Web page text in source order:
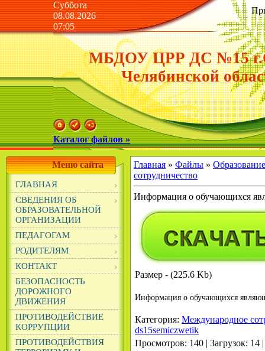
Суббота
08.08.2026
07:05
МБДОУ ЦРР ДС №15
Челябинской
Каталог файлов »
Меню сайта
ГЛАВНАЯ
СВЕДЕНИЯ ОБ
ОБРАЗОВАТЕЛЬНОЙ
ОРГАНИЗАЦИИ
ПЕДАГОГАМ
РОДИТЕЛЯМ
КОНТАКТ
БЕЗОПАСНОСТЬ
ДОРОЖНОГО
ДВИЖЕНИЯ
ПРОТИВОДЕЙСТВИЕ
КОРРУПЦИИ
ПРОТИВОДЕЙСТВИЯ
Главная » Файлы » Образование
сотрудничество
Информация о обучающихся
Размер - (225.6 Kb)
Информация о обучающихся
Категория: Международное
ds15semiczwetik
Просмотров: 140 | Загрузок: 14